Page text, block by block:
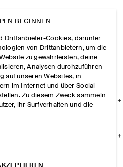
BEGINNEN
Drittanbieter-Cookies, darunter
von Drittanbietern, um die
zu gewährleisten, deine
Analysen durchzuführen
auf unseren Websites, in
im Internet und über Social-
Zu diesem Zweck sammeln
ihr Surfverhalten und die